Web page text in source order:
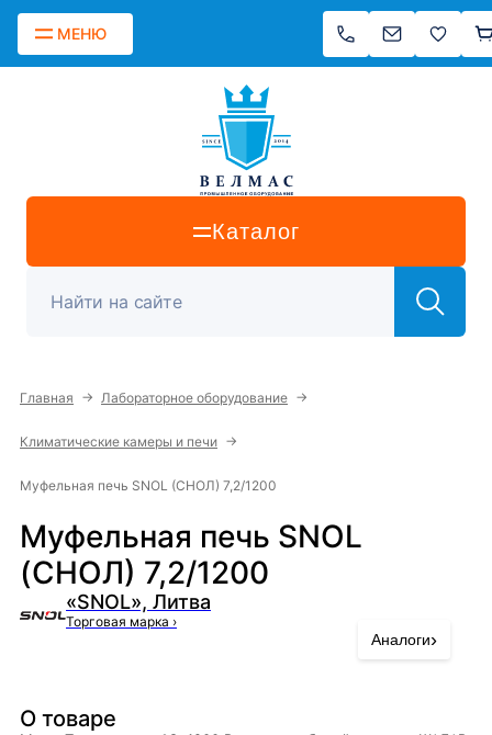
МЕНЮ
Каталог
Главная → Лабораторное оборудование →
Климатические камеры и печи →
Муфельная печь SNOL (СНОЛ) 7,2/1200
Муфельная печь SNOL
(СНОЛ) 7,2/1200
«SNOL», Литва
Торговая марка ›
Аналоги›
О товаре